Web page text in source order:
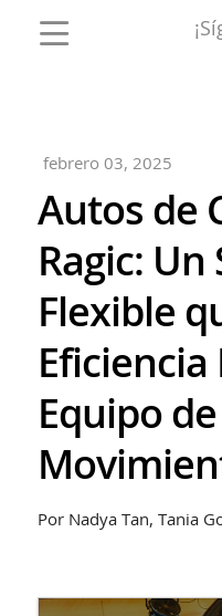
febrero 03, 2025
Autos de
Ragic: Un
Flexible
Eficiencia
Equipo
Por Nadya Tan, Tania